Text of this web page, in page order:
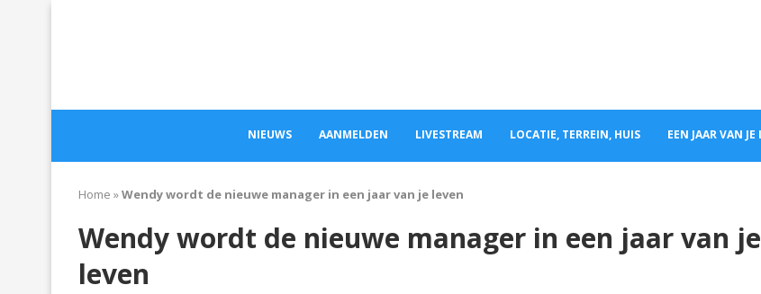
NIEUWS AANMELDEN LIVESTREAM LOCATIE, TERREIN, HUIS EEN JAAR VAN
Home »Wendy wordt de nieuwe manager in een jaar van je leven
Wendy wordt de nieuwe manager in een jaar van je
leven